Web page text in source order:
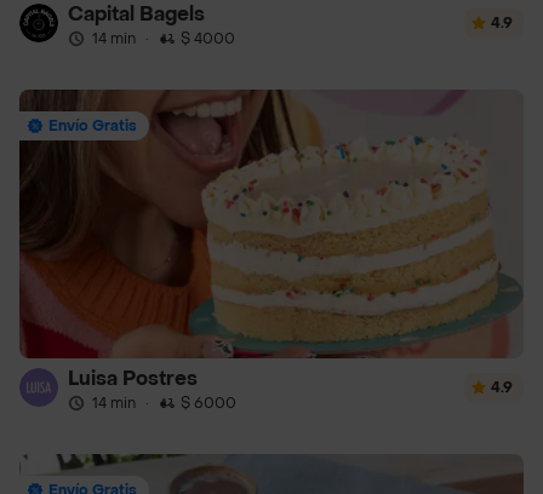
Capital Bagels
14 min · $ 4000
4.9
Envío Gratis
Luisa Postres
14 min · $ 6000
4.9